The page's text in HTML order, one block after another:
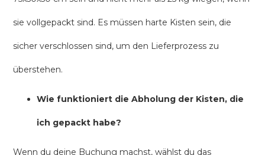
sie vollgepackt sind. Es müssen harte Kisten sein, die
sicher verschlossen sind, um den Lieferprozess zu
überstehen.
Wie funktioniert die Abholung der Kisten, die
ich gepackt habe?
Wenn du deine Buchung machst, wählst du das